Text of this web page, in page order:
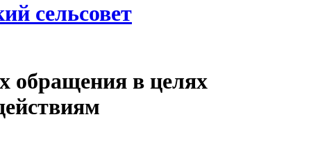
сельсовет
обращения в целях